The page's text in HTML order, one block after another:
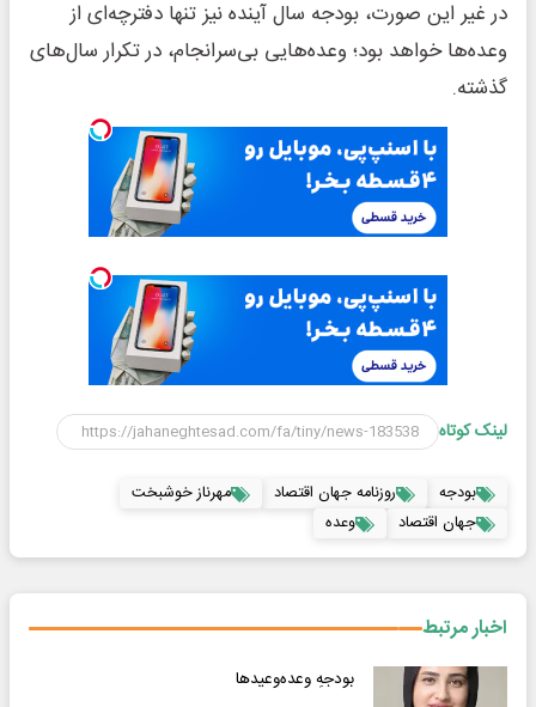
در غیر این صورت، بودجه سال آینده نیز تنها دفترچه‌ای از
وعده‌ها خواهد بود؛ وعده‌هایی بی‌سرانجام، در تکرار سال‌های
گذشته.
لینک کوتاه
بودجه روزنامه جهان اقتصاد
مهرناز خوشبخت
جهان اقتصاد
وعده
اخبار مرتبط
بودجهِ وعده‌وعیدها